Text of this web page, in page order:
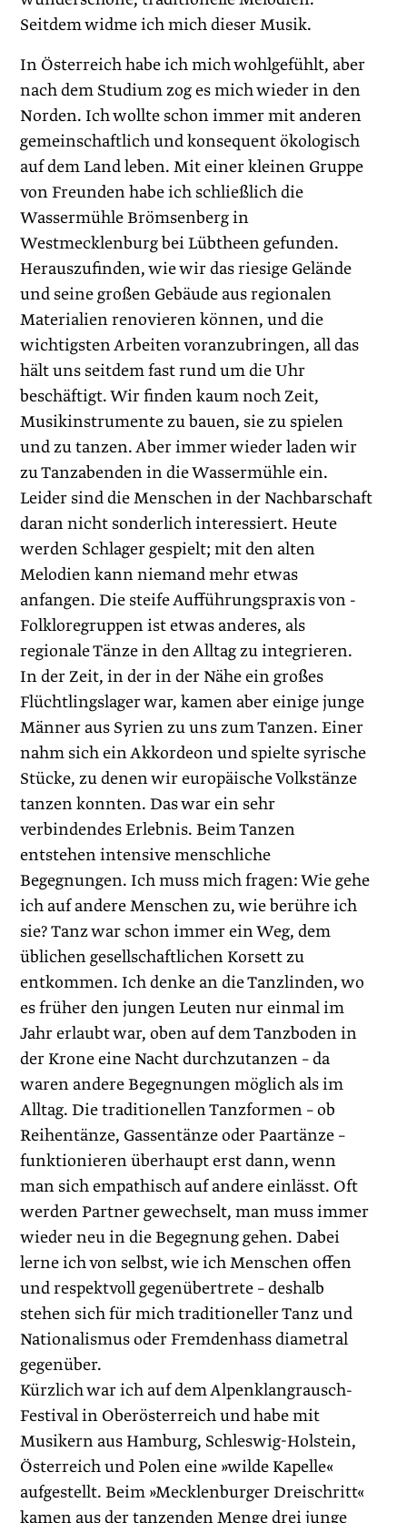
Seitdem widme ich mich dieser Musik.
In Österreich habe ich mich wohlgefühlt, aber
nach dem Studium zog es mich wieder in den
Norden. Ich wollte schon immer mit anderen
gemeinschaftlich und konsequent ökologisch
auf dem Land ­leben. Mit einer kleinen Gruppe
von Freunden habe ich schließlich die
Wassermühle Brömsenberg in
Westmecklenburg bei Lübtheen gefunden.
Herauszufinden, wie wir das riesige Gelände
und seine großen Gebäude aus regionalen
Materialien renovieren können, und die
wichtigsten Arbeiten voranzubringen, all das
hält uns seitdem fast rund um die Uhr
beschäftigt. Wir finden kaum noch Zeit,
Musikinstrumente zu bauen, sie zu spielen
und zu tanzen. Aber immer wieder laden wir
zu Tanzabenden in die Wassermühle ein.
Leider sind die Menschen in der Nachbarschaft
daran nicht sonderlich interessiert. Heute
werden Schlager gespielt; mit den alten
Melodien kann niemand mehr etwas
anfangen. Die steife Aufführungspraxis von ­
Folkloregruppen ist etwas anderes, als
regionale Tänze in den Alltag zu integrieren.
In der Zeit, in der in der Nähe ein großes
Flüchtlingslager war, kamen aber einige junge
Männer aus Syrien zu uns zum Tanzen. Einer
nahm sich ein Akkordeon und spielte syrische
Stücke, zu denen wir europäische Volkstänze
tanzen konnten. Das war ein sehr
verbindendes ­Erlebnis. Beim Tanzen
entstehen intensive menschliche
Begegnungen. Ich muss mich fragen: Wie gehe
ich auf andere Menschen zu, wie berühre ich
sie? Tanz war schon immer ein Weg, dem
üblichen gesellschaftlichen Korsett zu
entkommen. Ich denke an die Tanzlinden, wo
es früher den jungen Leuten nur einmal im
Jahr erlaubt war, oben auf dem Tanzboden in
der Krone eine Nacht durchzutanzen – da
waren andere Begegnungen möglich als im
Alltag. Die traditionellen Tanzformen – ob
Reihentänze, Gassentänze oder Paartänze –
funktionieren überhaupt erst dann, wenn
man sich empathisch auf andere einlässt. Oft
werden Partner gewechselt, man muss immer
wieder neu in die Begegnung gehen. Dabei
lerne ich von selbst, wie ich Menschen offen
und respektvoll gegenübertrete – deshalb
stehen sich für mich traditioneller Tanz und
Nationalismus oder Fremdenhass diametral
gegenüber.
Kürzlich war ich auf dem Alpenklangrausch-
Festival in Oberösterreich und habe mit
Musikern aus Hamburg, Schleswig-Holstein,
Österreich und Polen eine »wilde Kapelle«
aufgestellt. Beim »­Mecklenburger Dreischritt«
kamen aus der tanzenden Menge drei junge